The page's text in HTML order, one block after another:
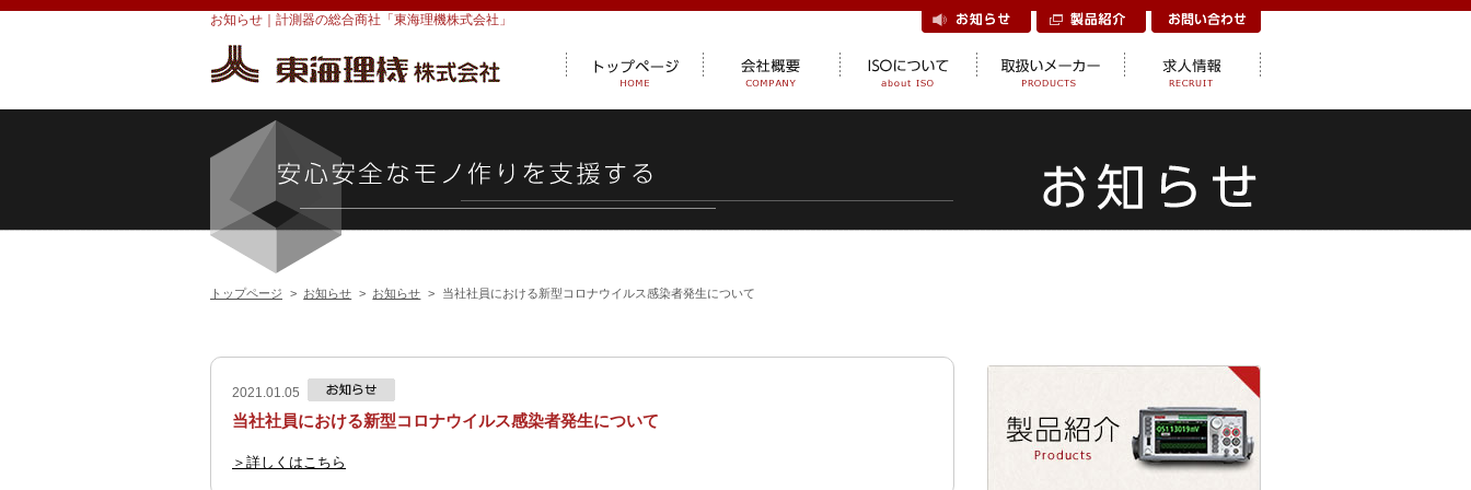
お知らせ｜計測器の総合商社「東海理機株式会社」
トップページ > お知らせ > お知らせ > 当社社員における新型コロナウイルス感染者発生について
2021.01.05
当社社員における新型コロナウイルス感染者発生について
＞詳しくはこちら
投
稿
ビ
ー
ョ